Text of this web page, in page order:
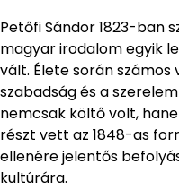
Petőfi Sándor 1823-ban
magyar irodalom egyik
vált. Élete során
szabadság és a
nemcsak költő volt,
részt vett az 1848-as
ellenére jelentős
kultúrára.